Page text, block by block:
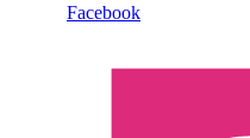
Facebook